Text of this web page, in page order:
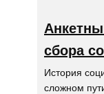
сбора
История
сложном